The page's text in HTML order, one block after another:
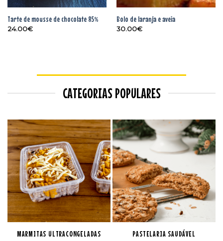
Tarte de mousse de chocolate 85%
24.00€
Bolo de laranja e aveia
30.00€
CATEGORIAS POPULARES
MARMITAS ULTRACONGELADAS PASTELARIA SAUDÁVEL